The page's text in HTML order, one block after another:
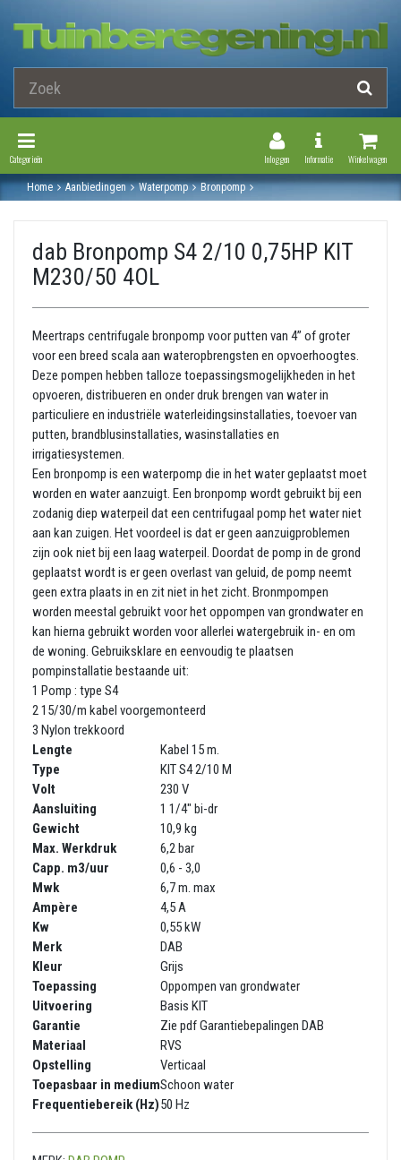
Winkelwagen
Toggle
Informatie
Inloggen
Toggle Navigation
Categorieën
Home Aanbiedingen Waterpomp
Bronpomp
dab Bronpomp S4 2/10 0,75HP KIT
M230/50 4OL
Meertraps centrifugale bronpomp voor putten van 4” of groter
voor een breed scala aan wateropbrengsten en opvoerhoogtes.
Deze pompen hebben talloze toepassingsmogelijkheden in het
opvoeren, distribueren en onder druk brengen van water in
particuliere en industriële waterleidingsinstallaties, toevoer van
putten, brandblusinstallaties, wasinstallaties en
irrigatiesystemen.
Een bronpomp is een waterpomp die in het water geplaatst moet
worden en water aanzuigt. Een bronpomp wordt gebruikt bij een
zodanig diep waterpeil dat een centrifugaal pomp het water niet
aan kan zuigen. Het voordeel is dat er geen aanzuigproblemen
zijn ook niet bij een laag waterpeil. Doordat de pomp in de grond
geplaatst wordt is er geen overlast van geluid, de pomp neemt
geen extra plaats in en zit niet in het zicht. Bronmpompen
worden meestal gebruikt voor het oppompen van grondwater en
kan hierna gebruikt worden voor allerlei watergebruik in- en om
de woning. Gebruiksklare en eenvoudig te plaatsen
pompinstallatie bestaande uit:
1 Pomp : type S4
2 15/30/m kabel voorgemonteerd
3 Nylon trekkoord
Lengte
Kabel 15 m.
Type
KIT S4 2/10 M
Volt
230 V
Aansluiting
1 1/4" bi-dr
Gewicht
10,9 kg
Max. Werkdruk
6,2 bar
Capp. m3/uur
0,6 - 3,0
Mwk
6,7 m. max
Ampère
4,5 A
Kw
0,55 kW
Merk
DAB
Kleur
Grijs
Toepassing
Oppompen van grondwater
Uitvoering
Basis KIT
Garantie
Zie pdf Garantiebepalingen DAB
Materiaal
RVS
Opstelling
Verticaal
Toepasbaar in mediumSchoon water
Frequentiebereik (Hz)50 Hz